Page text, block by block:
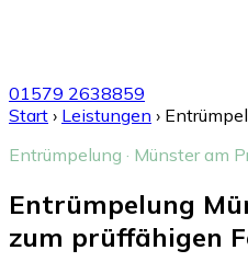
01579 2638859
Start › Leistungen ›
Entrümpelung · Münster am
Entrümpelung
zum prüffähigen